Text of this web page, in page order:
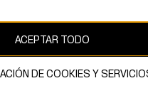
protegido por copyright y es
ACEPTAR TODO
DE COOKIES Y